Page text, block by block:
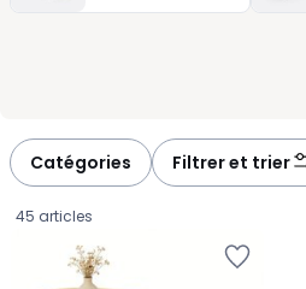
Catégories Filtrer et trier
45 articles